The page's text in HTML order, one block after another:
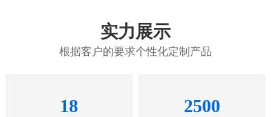
实力展示
根据客户的要求个性化定制产品
18 2500